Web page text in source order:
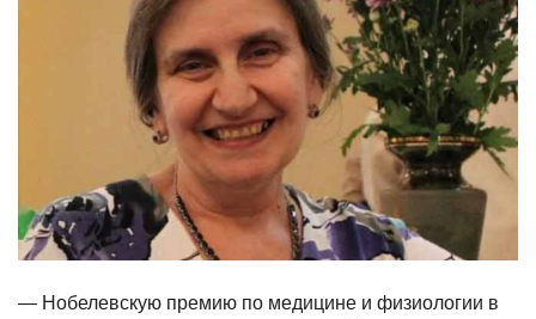
— Нобелевскую премию по медицине и физиологии в